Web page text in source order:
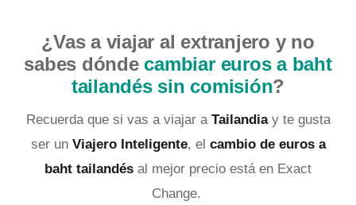
¿Vas a viajar al extranjero y no
sabes dónde cambiar euros a baht
tailandés sin comisión?
Recuerda que si vas a viajar a Tailandia y te gusta
ser un Viajero Inteligente, el cambio de euros a
baht tailandés al mejor precio está en Exact
Change.